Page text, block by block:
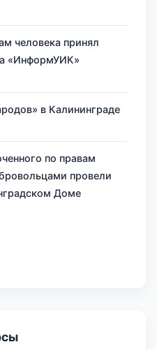
человека принял
«ИнформУИК»
в Калининграде
по правам
провели
Доме